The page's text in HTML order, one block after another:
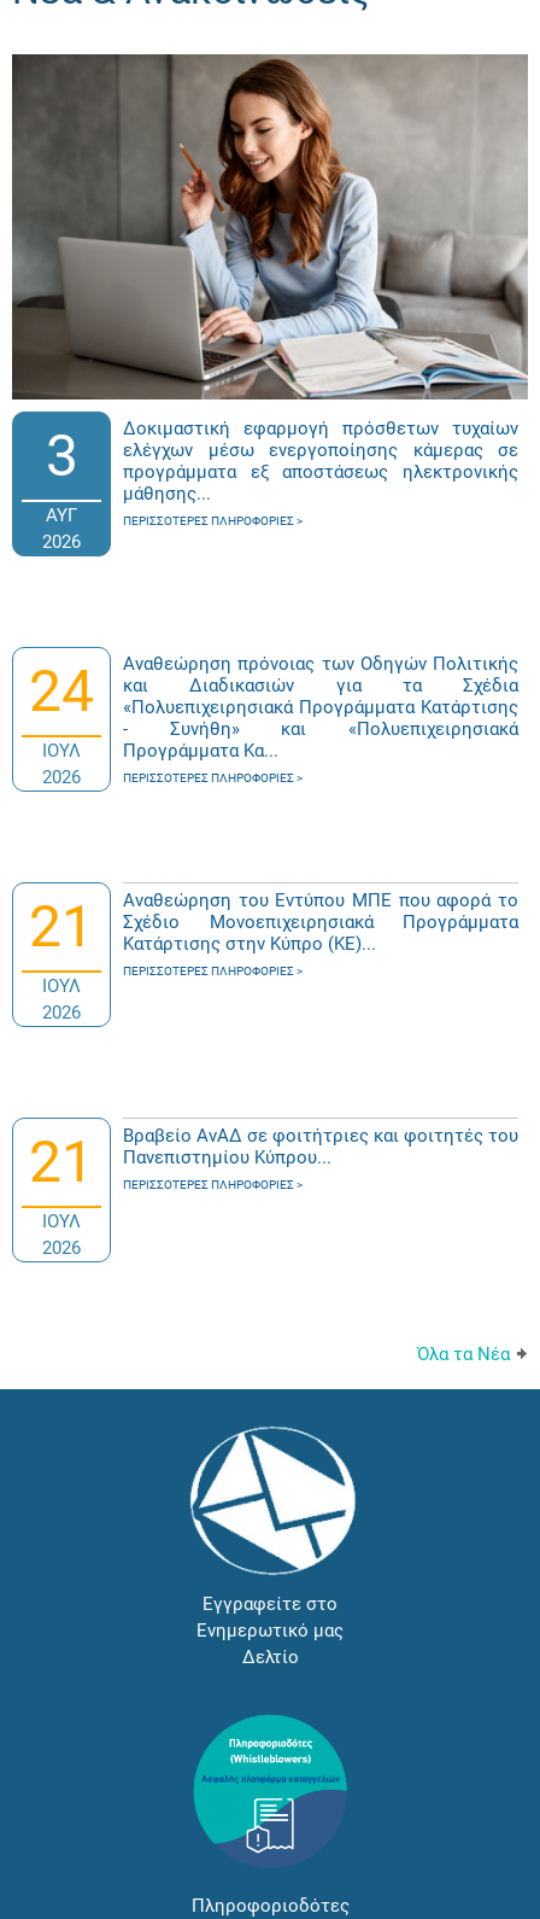
3
ΑΥΓ
2026
Δοκιμαστική εφαρμογή πρόσθετων τυχαίων
ελέγχων μέσω ενεργοποίησης κάμερας σε
προγράμματα εξ αποστάσεως ηλεκτρονικής
μάθησης...
ΠΕΡΙΣΣΌΤΕΡΕΣ ΠΛΗΡΟΦΟΡΊΕΣ
24
ΙΟΥΛ
2026
Αναθεώρηση πρόνοιας των Οδηγών Πολιτικής
και Διαδικασιών για τα Σχέδια
«Πολυεπιχειρησιακά Προγράμματα Κατάρτισης
- Συνήθη» και «Πολυεπιχειρησιακά
Προγράμματα Κα...
ΠΕΡΙΣΣΌΤΕΡΕΣ ΠΛΗΡΟΦΟΡΊΕΣ
21
ΙΟΥΛ
2026
Αναθεώρηση του Εντύπου ΜΠΕ που αφορά το
Σχέδιο Μονοεπιχειρησιακά Προγράμματα
Κατάρτισης στην Κύπρο (ΚΕ)...
ΠΕΡΙΣΣΌΤΕΡΕΣ ΠΛΗΡΟΦΟΡΊΕΣ
21
ΙΟΥΛ
2026
Βραβείο ΑνΑΔ σε φοιτήτριες και φοιτητές του
Πανεπιστημίου Κύπρου...
ΠΕΡΙΣΣΌΤΕΡΕΣ ΠΛΗΡΟΦΟΡΊΕΣ
Όλα τα Νέα
Εγγραφείτε στο
Ενημερωτικό μας
Δελτίο
Πληροφοριοδότες